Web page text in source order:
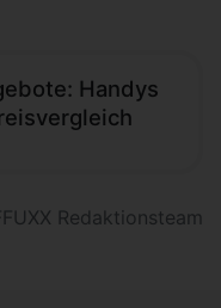
Handys
Redaktionsteam